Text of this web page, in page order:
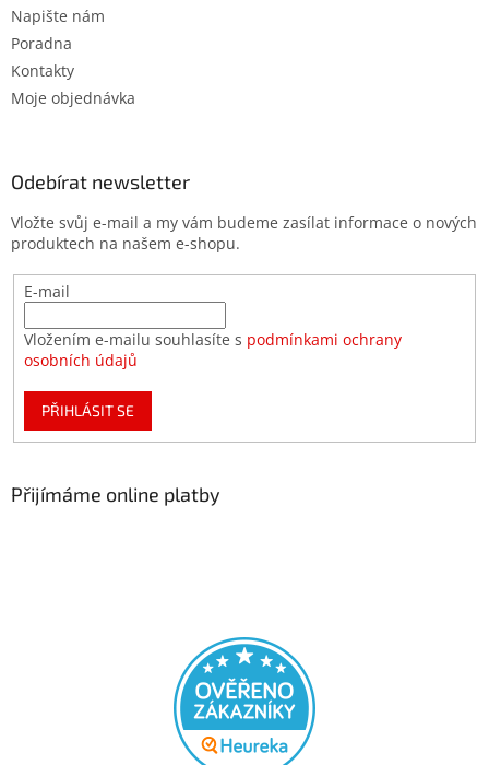
Napište nám
Poradna
Kontakty
Moje objednávka
Odebírat newsletter
Vložte svůj e-mail a my vám budeme zasílat informace o nových
produktech na našem e-shopu.
E-mail
Vložením e-mailu souhlasíte s podmínkami ochrany
osobních údajů
PŘIHLÁSIT SE
Přijímáme online platby